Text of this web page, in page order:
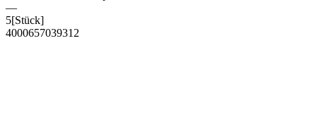
—
5[Stück]
4000657039312